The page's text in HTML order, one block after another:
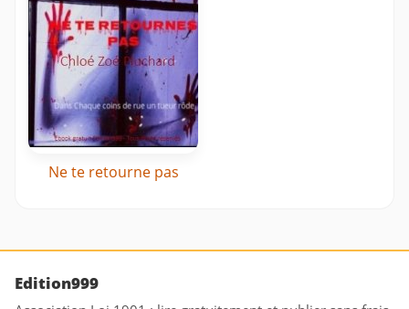
Ne te retourne pas
Edition999